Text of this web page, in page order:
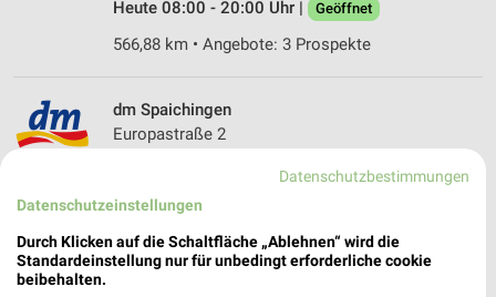
Heute 08:00 - 20:00 Uhr |
Geöffnet
566,88 km • Angebote: 3 Prospekte
❯
dm Spaichingen
Europastraße 2
Heute 08:00 - 20:00 Uhr |
594,93 km
Datenschutzbestimmungen
Datenschutzeinstellungen
Durch Klicken auf die Schaltfläche „Ablehnen“ wird die
Standardeinstellung nur für unbedingt erforderliche cookie
beibehalten.